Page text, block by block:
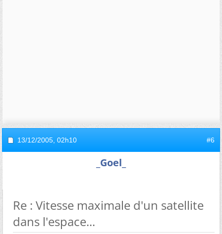
13/12/2005, 02h10 #6
_Goel_
Re : Vitesse maximale d'un satellite
dans l'espace...